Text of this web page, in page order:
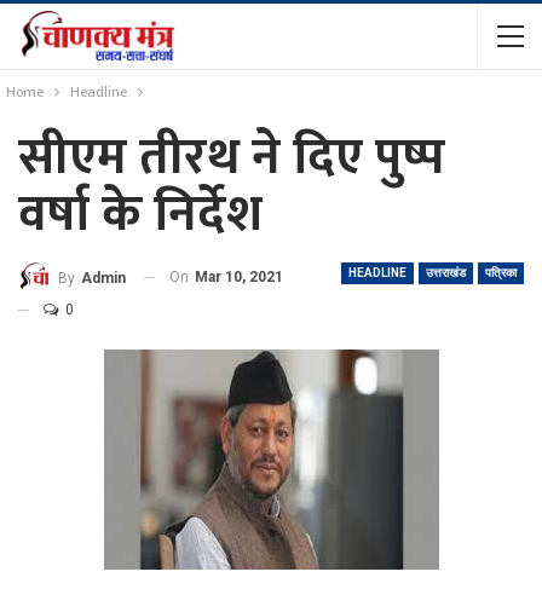
Home Headline
सीएम तीरथ ने दिए पुष्प
वर्षा के निर्देश
HEADLINE उत्तराखंड पत्रिका
By Admin On Mar 10, 2021
0